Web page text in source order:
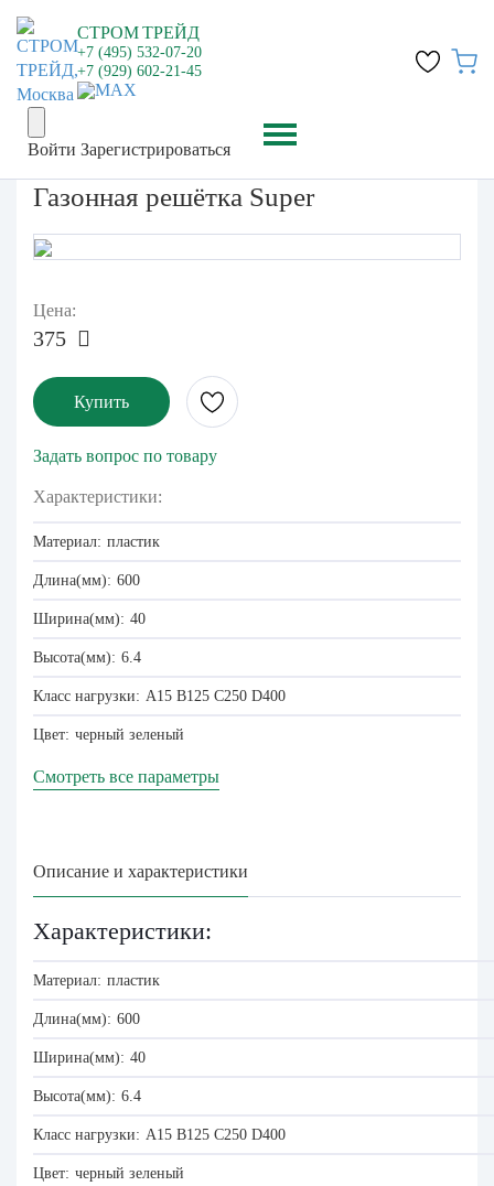
СТРОМТРЕЙД
+7 (495) 532-07-20
+7 (929) 602-21-45
Войти Зарегистрироваться
Газонная решётка Super
Цена:
375
Купить
Задать вопрос по товару
Характеристики:
Материал: пластик
Длина(мм): 600
Ширина(мм): 40
Высота(мм): 6.4
Класс нагрузки: A15 B125 C250 D400
Цвет: черный зеленый
Смотреть все параметры
Описание и характеристики
Характеристики:
Материал: пластик
Длина(мм): 600
Ширина(мм): 40
Высота(мм): 6.4
Класс нагрузки: A15 B125 C250 D400
Цвет: черный зеленый